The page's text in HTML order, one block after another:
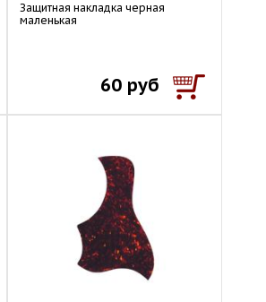
Защитная накладка черная
маленькая
60 руб